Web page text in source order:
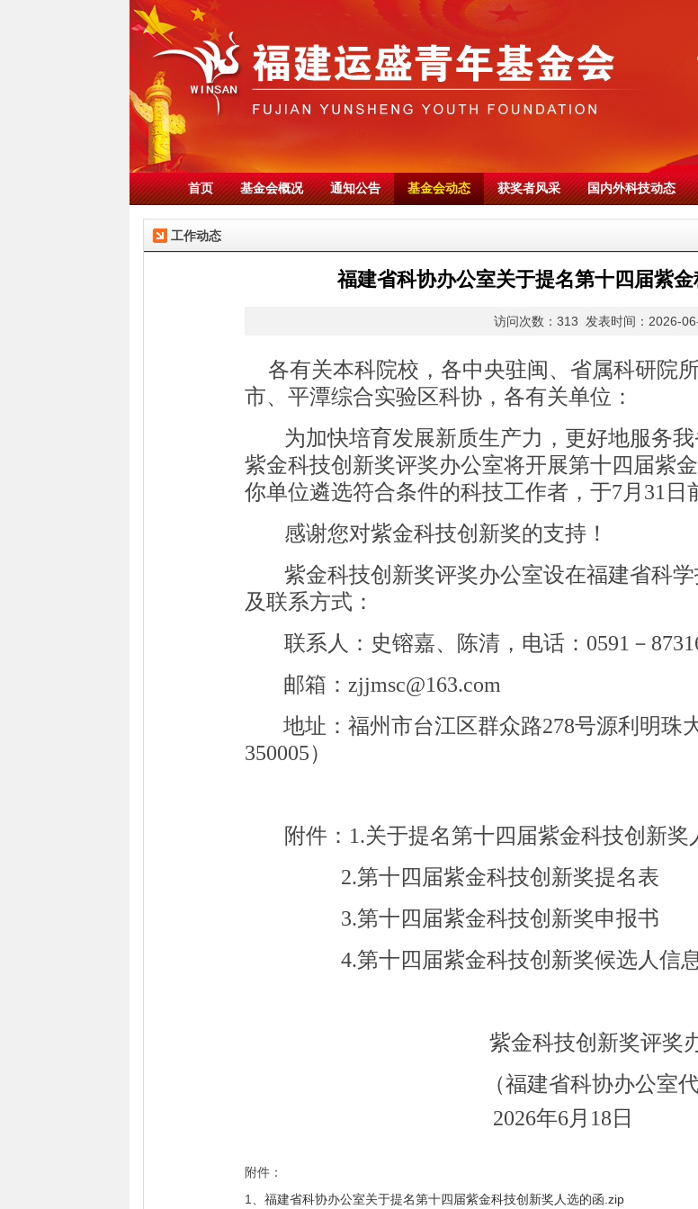
首页 基金会概况 通知公告 基金会动态 获奖者风采 国内外科技动态
工作动态
福建省科协办公室关于提名第十四届紫
访问次数：313 发表时间：2026-
各有关本科院校，各中央驻闽、省属科研院
市、平潭综合实验区科协，各有关单位：
为加快培育发展新质生产力，更好地服务
紫金科技创新奖评奖办公室将开展第十四届紫
你单位遴选符合条件的科技工作者，于7月31日
感谢您对紫金科技创新奖的支持！
紫金科技创新奖评奖办公室设在福建省科
及联系方式：
联系人： 史镕嘉、陈清，电话： 0591－
邮箱： zjjmsc@163.com
地址： 福州市台江区群众路278号源利明珠
350005）
附件： 1.关于提名第十四届紫金科技创新奖
2.第十四届紫金科技创新奖提名表
3.第十四届紫金科技创新奖申报书
4.第十四届紫金科技创新奖候选人信
紫金科技创新奖评奖
（福建省科协办公室代
2026年6月18日
附件：
1、 福建省科协办公室关于提名第十四届紫金科技创新奖人选的函.zip